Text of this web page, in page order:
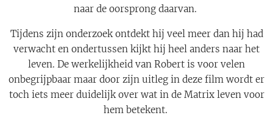
naar de oorsprong daarvan.
Tijdens zijn onderzoek ontdekt hij veel meer dan hij had
verwacht en ondertussen kijkt hij heel anders naar het
leven. De werkelijkheid van Robert is voor velen
onbegrijpbaar maar door zijn uitleg in deze film wordt er
toch iets meer duidelijk over wat in de Matrix leven voor
hem betekent.